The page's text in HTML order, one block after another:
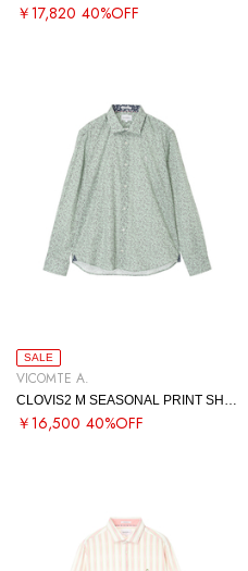
￥17,820 40%OFF
SALE
VICOMTE A.
￥16,500 40%OFF